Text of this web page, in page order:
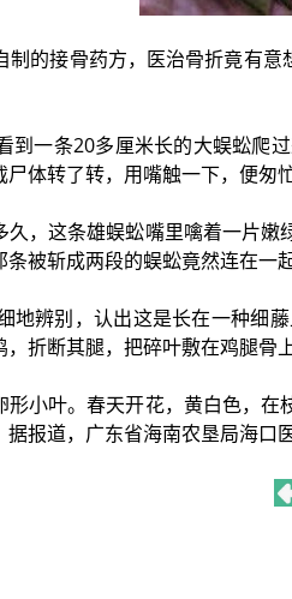
的接骨药方，医治骨折竟有
到一条20多厘米长的大蜈蚣爬
体转了转，用嘴触一下，便匆
，这条雄蜈蚣嘴里噙着一片
被斩成两段的蜈蚣竟然连在一
地辨别，认出这是长在一种细
折断其腿，把碎叶敷在鸡腿骨
小叶。春天开花，黄白色，
报道，广东省海南农垦局海口